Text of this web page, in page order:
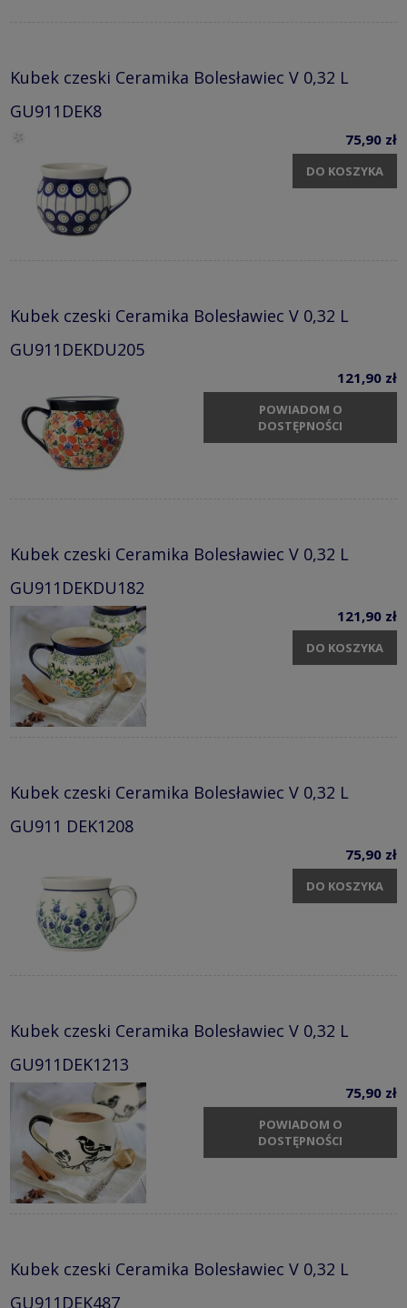
Kubek czeski Ceramika Bolesławiec V 0,32 L
GU911DEK8
75,90 zł
DO KOSZYKA
Kubek czeski Ceramika Bolesławiec V 0,32 L
GU911DEKDU205
121,90 zł
POWIADOM O
DOSTĘPNOŚCI
Kubek czeski Ceramika Bolesławiec V 0,32 L
GU911DEKDU182
121,90 zł
DO KOSZYKA
Kubek czeski Ceramika Bolesławiec V 0,32 L
GU911 DEK1208
75,90 zł
DO KOSZYKA
Kubek czeski Ceramika Bolesławiec V 0,32 L
GU911DEK1213
75,90 zł
POWIADOM O
DOSTĘPNOŚCI
Kubek czeski Ceramika Bolesławiec V 0,32 L
GU911DEK487